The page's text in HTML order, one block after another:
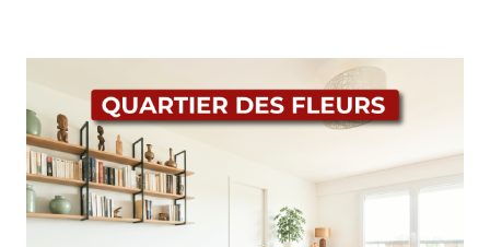
voir le bien